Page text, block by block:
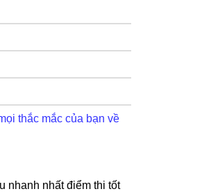
thắc mắc của bạn về
nhanh nhất điểm thi tốt